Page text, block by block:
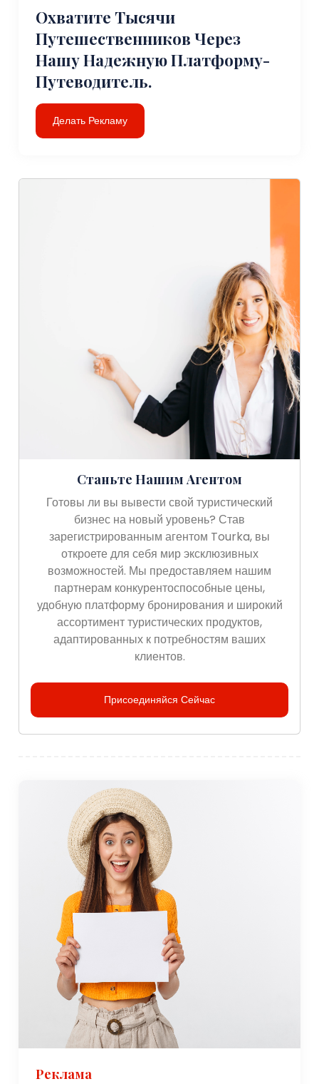
Охватите Тысячи
Путешественников Через
Нашу Надежную Платформу-
Путеводитель.
Делать Рекламу
Станьте Нашим Агентом
Готовы ли вы вывести свой туристический
бизнес на новый уровень? Став
зарегистрированным агентом Tourka, вы
откроете для себя мир эксклюзивных
возможностей. Мы предоставляем нашим
партнерам конкурентоспособные цены,
удобную платформу бронирования и широкий
ассортимент туристических продуктов,
адаптированных к потребностям ваших
клиентов.
Присоединяйся Сейчас
Реклама